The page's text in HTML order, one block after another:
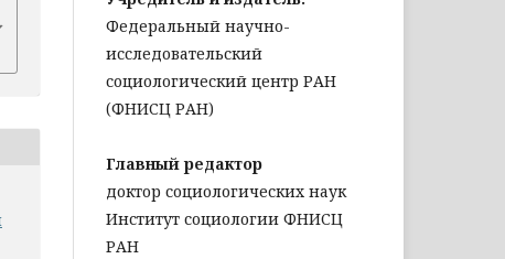
Федеральный научно-
исследовательский
социологический центр РАН
(ФНИСЦ РАН)
Главный редактор
доктор социологических наук
Институт социологии ФНИСЦ
РАН